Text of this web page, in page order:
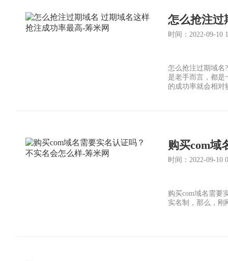
怎么抢注过
时间：2022-09-10
怎么抢注过期域名
是老手而言，都是
的成功率就会相对
购买com域
时间：2022-09-10
购买com域名需要
实名制，那么，刚